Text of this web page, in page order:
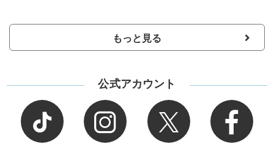
もっと見る
公式アカウント